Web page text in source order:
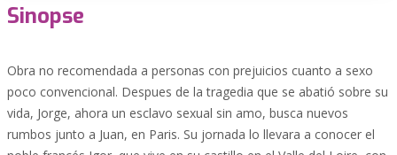
Sinopse
Obra no recomendada a personas con prejuicios cuanto a sexo
poco convencional. Despues de la tragedia que se abatió sobre su
vida, Jorge, ahora un esclavo sexual sin amo, busca nuevos
rumbos junto a Juan, en Paris. Su jornada lo llevara a conocer el